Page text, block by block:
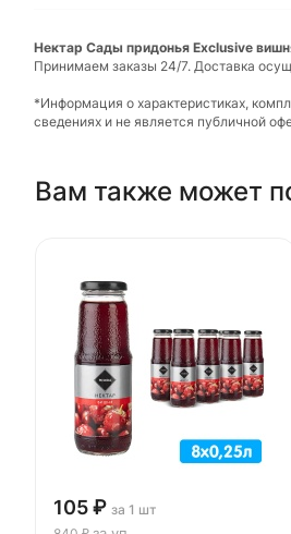
Нектар Сады придонья Exclusive
Принимаем заказы 24/7. Доставка
*Информация о характеристиках,
сведениях и не является публичной
Вам также может
105 ₽ за 1 шт